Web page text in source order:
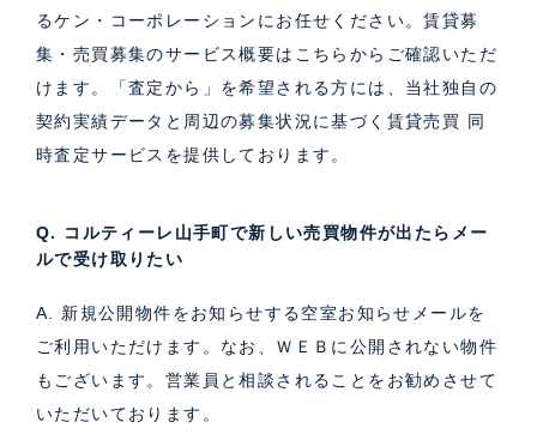
るケン・コーポレーションにお任せください。賃貸募
集・売買募集のサービス概要はこちら からご確認いただ
けます。「査定から」を希望される方には、当社独自の
契約実績データと周辺の募集状況に基づく 賃貸売買 同
時査定サービス を提供しております。
Q. コルティーレ山手町で新しい売買物件が出たらメー
ルで受け取りたい
A. 新規公開物件をお知らせする空室お知らせメールを
ご利用いただけます。なお、ＷＥＢに公開されない物件
もございます。営業員と相談されることをお勧めさせて
いただいております。